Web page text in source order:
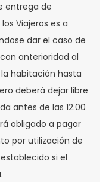
entrega de
Viajeros es a
dar el caso de
anterioridad al
habitación hasta
deberá dejar libre
antes de las 12.00
obligado a pagar
por utilización de
si el